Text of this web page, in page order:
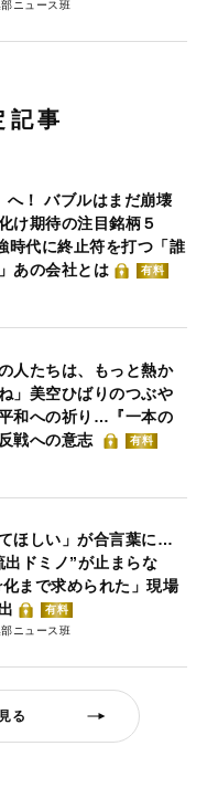
ニュース班
記事
へ！ バブルはまだ崩壊
け期待の注目銘柄５
時代に終止符を打つ「誰
あの会社とは
有料
人たちは、もっと熱か
」美空ひばりのつぶや
和への祈り…『一本の
戦への意志
有料
ほしい」が合言葉に…
出ドミノ”が止まらな
まで求められた」現場
有料
ニュース班
る